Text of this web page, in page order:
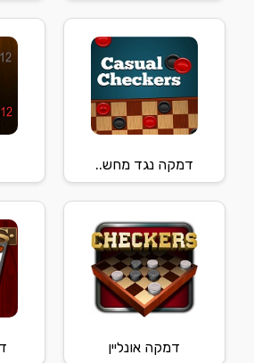
דמקה נגד מחש..
דמקה אונליין